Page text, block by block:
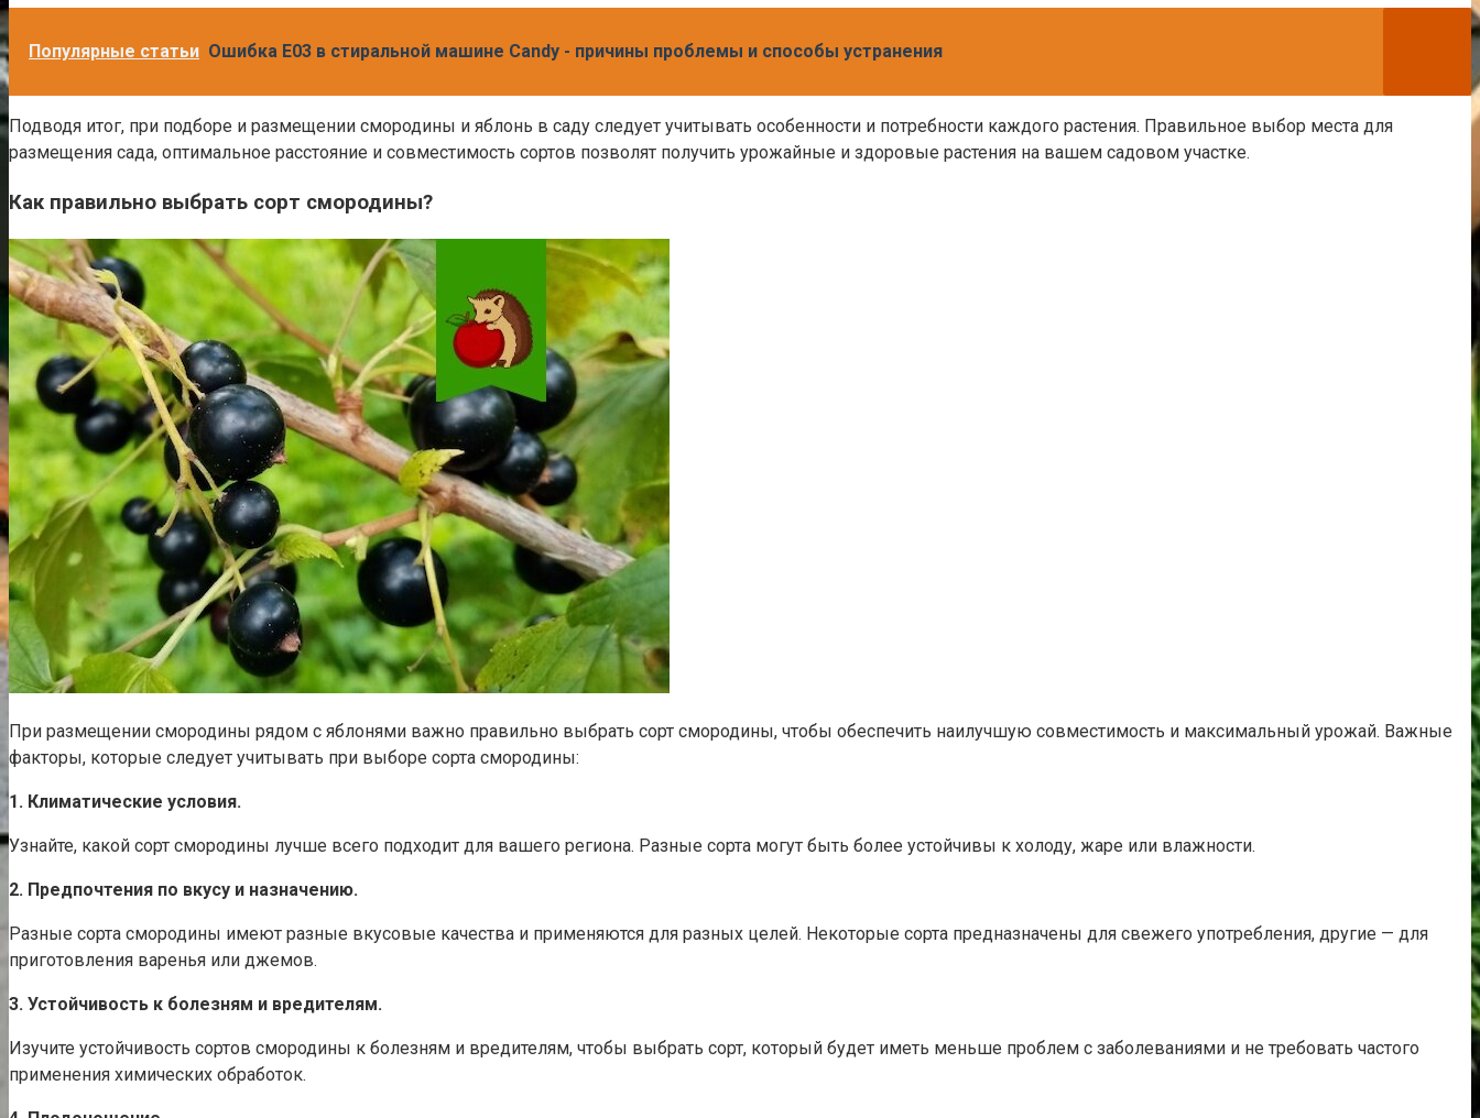
Популярные статьи Ошибка E03 в стиральной машине Candy - причины проблемы и способы устранения
Подводя итог, при подборе и размещении смородины и яблонь в саду следует учитывать особенности и потребности каждого растения. Правильное выбор места для
размещения сада, оптимальное расстояние и совместимость сортов позволят получить урожайные и здоровые растения на вашем садовом участке.
Как правильно выбрать сорт смородины?
При размещении смородины рядом с яблонями важно правильно выбрать сорт смородины, чтобы обеспечить наилучшую совместимость и максимальный урожай. Важные
факторы, которые следует учитывать при выборе сорта смородины:
1. Климатические условия.
Узнайте, какой сорт смородины лучше всего подходит для вашего региона. Разные сорта могут быть более устойчивы к холоду, жаре или влажности.
2. Предпочтения по вкусу и назначению.
Разные сорта смородины имеют разные вкусовые качества и применяются для разных целей. Некоторые сорта предназначены для свежего употребления, другие — для
приготовления варенья или джемов.
3. Устойчивость к болезням и вредителям.
Изучите устойчивость сортов смородины к болезням и вредителям, чтобы выбрать сорт, который будет иметь меньше проблем с заболеваниями и не требовать частого
применения химических обработок.